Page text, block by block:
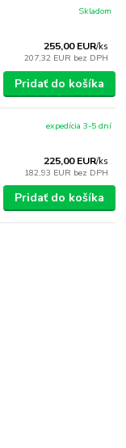
255,00 EUR/ks
207,32 EUR bez DPH
Skladom
Pridať do košíka
225,00 EUR/ks
182,93 EUR bez DPH
expedícia 3-5 dní
Pridať do košíka